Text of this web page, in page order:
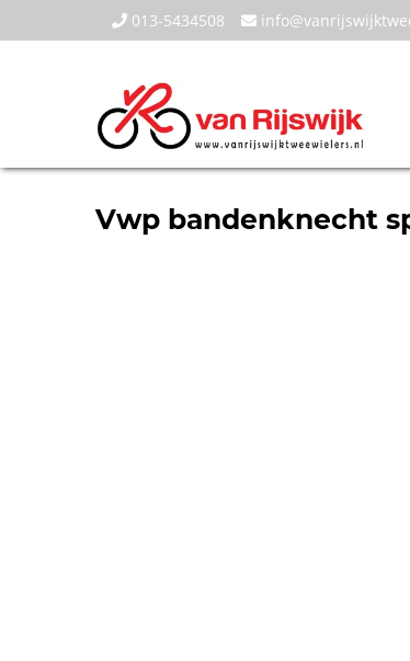
013-5434508
Vwp bandenknecht